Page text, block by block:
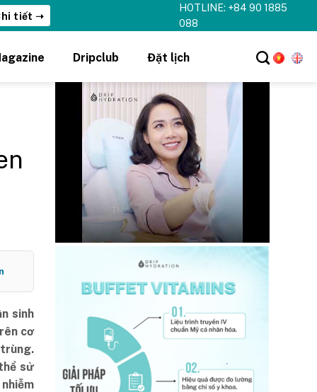
tiết ➝
HOTLINE: +84 90 1885
088
Dripclub Đặt lịch
sinh
cơ
sử